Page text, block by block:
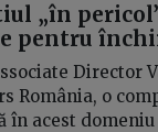
„în
pentru
Director
România, o
în acest